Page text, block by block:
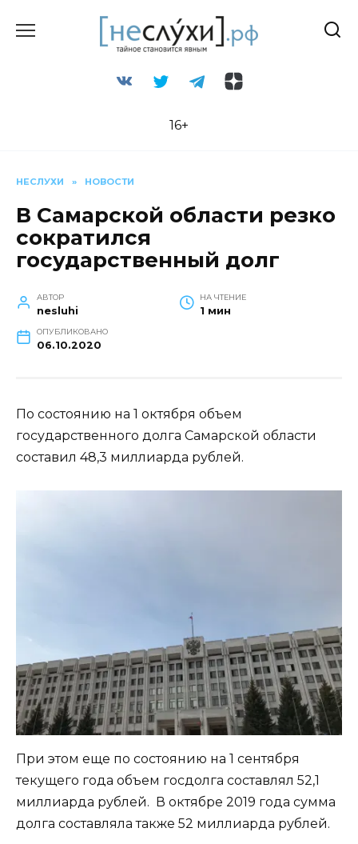
16+
НЕСЛУХИ » НОВОСТИ
В Самарской области резко
сократился
государственный долг
АВТОР
nesluhi
НА ЧТЕНИЕ
1 мин
ОПУБЛИКОВАНО
06.10.2020
По состоянию на 1 октября объем
государственного долга Самарской области
составил 48,3 миллиарда рублей.
При этом еще по состоянию на 1 сентября
текущего года объем госдолга составлял 52,1
миллиарда рублей. В октябре 2019 года сумма
долга составляла также 52 миллиарда рублей.